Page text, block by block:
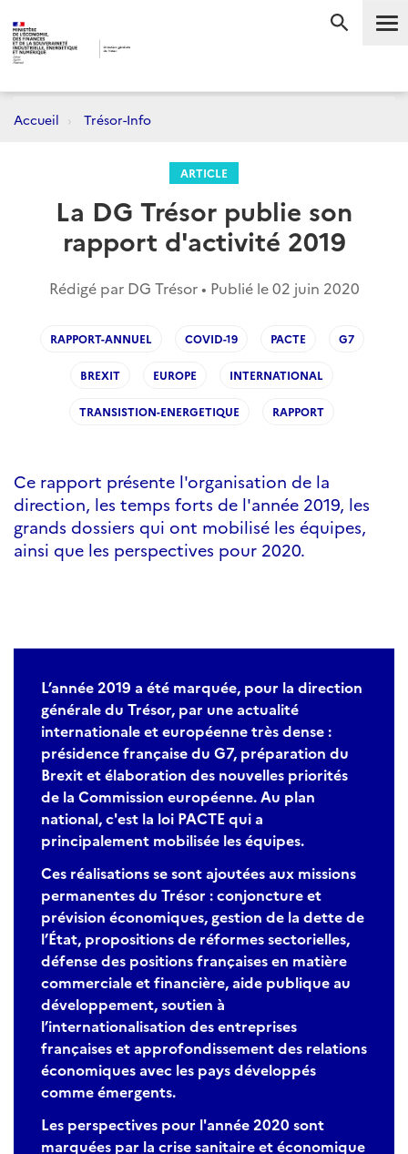
Accueil Trésor-Info
ARTICLE
La DG Trésor publie son
rapport d'activité 2019
Rédigé par DG Trésor • Publié le02 juin 2020
RAPPORT-ANNUEL COVID-19 PACTE G7
BREXIT EUROPE INTERNATIONAL
TRANSISTION-ENERGETIQUE RAPPORT
Ce rapport présente l'organisation de la
direction, les temps forts de l'année 2019, les
grands dossiers qui ont mobilisé les équipes,
ainsi que les perspectives pour 2020.
L’année 2019 a été marquée, pour la direction
générale du Trésor, par une actualité
internationale et européenne très dense :
présidence française du G7, préparation du
Brexit et élaboration des nouvelles priorités
de la Commission européenne. Au plan
national, c'est la loi PACTE qui a
principalement mobilisée les équipes.
Ces réalisations se sont ajoutées aux missions
permanentes du Trésor : conjoncture et
prévision économiques, gestion de la dette de
l’État, propositions de réformes sectorielles,
défense des positions françaises en matière
commerciale et financière, aide publique au
développement, soutien à
l’internationalisation des entreprises
françaises et approfondissement des relations
économiques avec les pays développés
comme émergents.
Les perspectives pour l'année 2020 sont
marquées par la crise sanitaire et économique